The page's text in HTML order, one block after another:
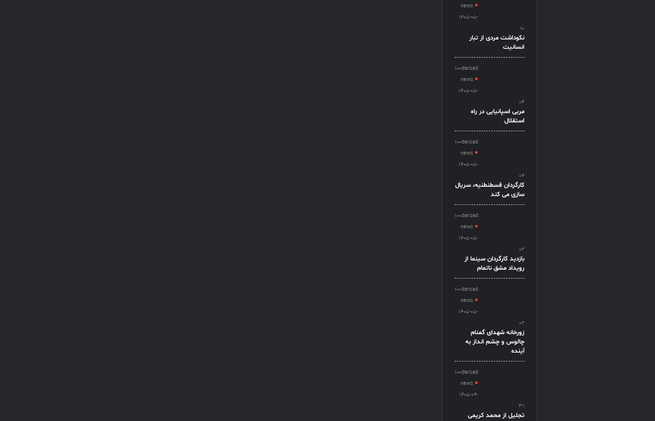
news
1405-05-
10
نکوداشت مردی از تبار
انسانیت
100darsad
news
1405-05-
04
مربی اسپانیایی در راه
استقلال
100darsad
news
1405-05-
04
کارگردان قسطنطنیه، سریال
سازی می کند
100darsad
news
1405-05-
02
بازدید کارگردان سینما از
رویداد مشق ناتمام
100darsad
news
1405-05-
02
زورخانه شهدای گمنام
چالوس و چشم انداز به
آینده
100darsad
news
1405-04-
31
تجلیل از محمد کریمی